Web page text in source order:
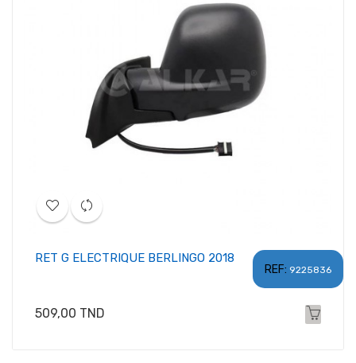
REF: 9225836
RET G ELECTRIQUE BERLINGO 2018
Prix
509,00 TND